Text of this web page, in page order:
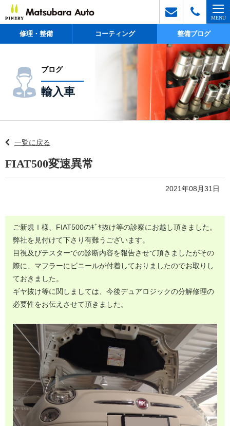
修理・整備 コーティング 整備ブログ
ブログ
輸入車
一覧に戻る
FIAT500変速異常
2021年08月31日
ご新規Ｉ様、FIAT500のｷﾞﾔ抜け等の診察にお越し頂きました。
弊社を見付けて下さり有難うございます。
目視及びテスターでの診断内容を報告させて頂きましたがその
際に、マフラーにビニールが付着しておりましたのでお取りし
ておきました。
ギヤ抜け等に関しましては、今後デュアロジックの分解修理の
必要性をお伝えさせて頂きました。